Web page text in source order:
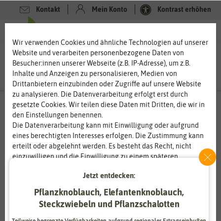
Kontakt Mein Konto Kontrast erhöhen
-80%
Wir verwenden Cookies und ähnliche Technologien auf unserer
Website und verarbeiten personenbezogene Daten von
Besucher:innen unserer Webseite (z.B. IP-Adresse), um z.B.
Inhalte und Anzeigen zu personalisieren, Medien von
Drittanbietern einzubinden oder Zugriffe auf unsere Website
zu analysieren. Die Datenverarbeitung erfolgt erst durch
gesetzte Cookies. Wir teilen diese Daten mit Dritten, die wir in
den Einstellungen benennen.
Die Datenverarbeitung kann mit Einwilligung oder aufgrund
eines berechtigten Interesses erfolgen. Die Zustimmung kann
erteilt oder abgelehnt werden. Es besteht das Recht, nicht
einzuwilligen und die Einwilligung zu einem späteren
Informationen zur Verwendung personenbezogener Daten und
den Diensten erklären wir in unserer
Daten­schutz­erklärung
Jetzt entdecken:
Pflanzknoblauch, Elefantenknoblauch,
Steckzwiebeln und Pflanzschalotten